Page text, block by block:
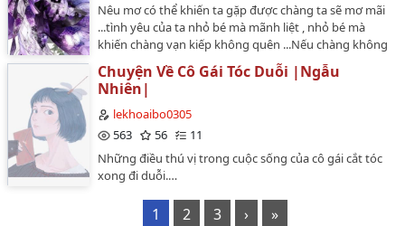
Nêu mơ có thể khiến ta gặp được chàng ta sẽ mơ mãi
...tình yêu của ta nhỏ bé mà mãnh liệt , nhỏ bé mà
khiến chàng vạn kiếp không quên ...Nếu chàng không
yêu ta mà ta vẫn yêu chàng , thì hãy để ta bên chàng
mãi mãi nụ cười hạnh phúc đó xuất hiện không phải từ
ta mà từ Người khác , nhìn thấy chang cười ta ... ta
mãn Nguyện rồi...…
Chuyện Về Cô Gái Tóc Duỗi |Ngẫu
Nhiên|
lekhoaibo0305
563
56
11
Những điều thú vị trong cuộc sống của cô gái cắt tóc
xong đi duỗi.…
1 2 3 › »